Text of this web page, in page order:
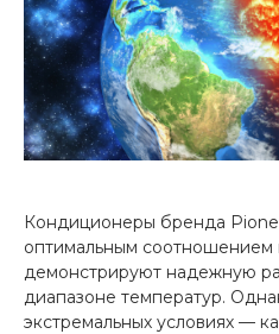
Кондиционеры бренда
оптимальным соотношением
демонстрируют надежную
диапазоне температур.
экстремальных условиях —